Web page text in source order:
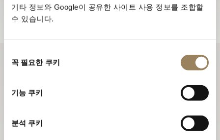
기타 정보와 Google이 공유한 사이트 사용 정보를 조합할
수 있습니다.
꼭 필요한 쿠키
기능 쿠키
분석 쿠키
뉴스레터 구독하기